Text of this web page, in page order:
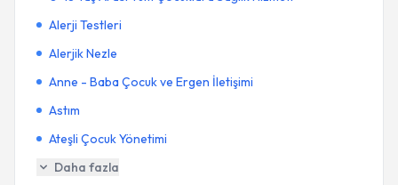
Alerji Testleri
Alerjik Nezle
Anne - Baba Çocuk ve Ergen İletişimi
Astım
Ateşli Çocuk Yönetimi
Daha fazla